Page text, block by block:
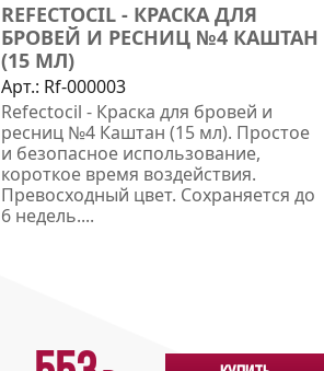
REFECTOCIL - КРАСКА ДЛЯ
БРОВЕЙ И РЕСНИЦ №4 КАШТАН
(15 МЛ)
Арт.: Rf-000003
Refectocil - Краска для бровей и
ресниц №4 Каштан (15 мл). Простое
и безопасное использование,
короткое время воздействия.
Превосходный цвет. Сохраняется до
6 недель....